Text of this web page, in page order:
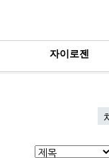
자이로젠